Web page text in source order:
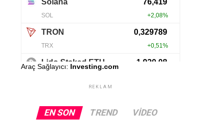
Araç Sağlayıcı: Investing.com
REKLAM
EN SON TREND VIDEO